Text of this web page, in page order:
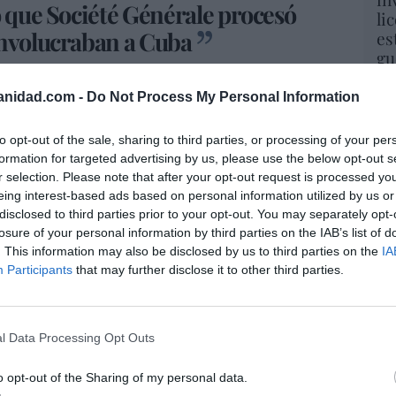
- Do Not Process My Personal Information
opt-out of the sale, sharing to third parties, or processing of your
for targeted advertising by us, please use the below opt-out
selection. Please note that after your opt-out request is processed
interest-based ads based on personal information utilized by us
to third parties prior to your opt-out. You may separately
of your personal information by third parties on the IAB’s list of
This information may also be disclosed by us to third parties on the
Participants that may further disclose it to other third parties.
Data Processing Opt Outs
opt-out of the Sharing of my personal data.
Société Générale procesó
a Cuba
que multó a Société Générale ‘por
sanciones de Estados Unidos contra
el carácter extraterritorial del bloqueo
presentó políticas y procedimientos
actividades realizadas en sus oficinas fuera
las leyes de sanciones.
Générale procesó 796 transacciones que
de 2007 al 26 de octubre de 2010, en lo que
del Reglamento de control de activos
tu